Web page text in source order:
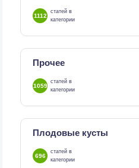
1112
статей в
категории
Прочее
1059
статей в
категории
Плодовые кусты
696
статей в
категории